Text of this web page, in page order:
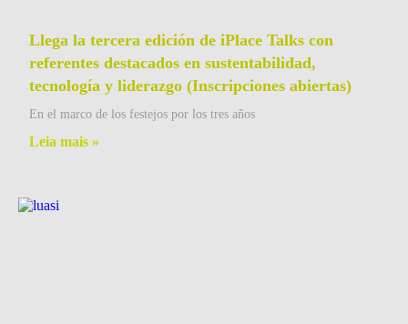
Llega la tercera edición de iPlace Talks con
referentes destacados en sustentabilidad,
tecnología y liderazgo (Inscripciones abiertas)
En el marco de los festejos por los tres años
Leia mais »